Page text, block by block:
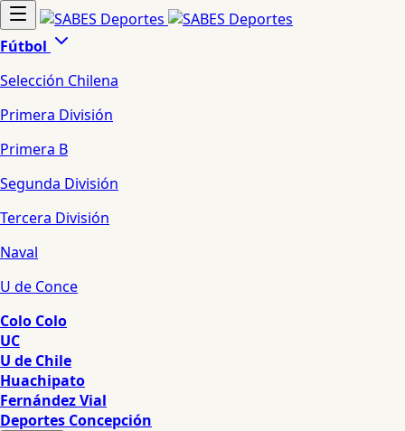
Fútbol
Selección Chilena
Primera División
Primera B
Segunda División
Tercera División
Naval
U de Conce
Colo Colo
UC
U de Chile
Huachipato
Fernández Vial
Deportes Concepción